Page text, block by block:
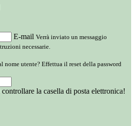
E-mail Verrà inviato un messaggio
necessarie.
nome utente? Effettua il reset della password
la casella di posta elettronica!